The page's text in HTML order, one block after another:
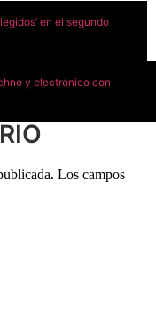
en el segundo
y electrónico con
Los campos